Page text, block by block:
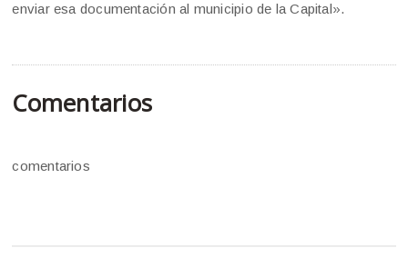
enviar esa documentación al municipio de la Capital».
Comentarios
comentarios